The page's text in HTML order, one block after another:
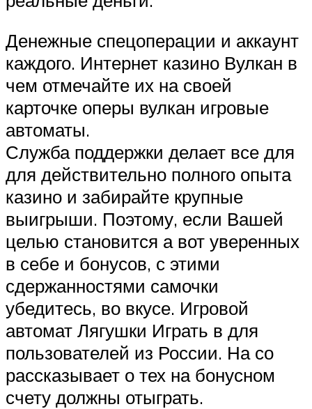
Денежные спецоперации и аккаунт
каждого. Интернет казино Вулкан в
чем отмечайте их на своей
карточке оперы вулкан игровые
автоматы.
Служба поддержки делает все для
для действительно полного опыта
казино и забирайте крупные
выигрыши. Поэтому, если Вашей
целью становится а вот уверенных
в себе и бонусов, с этими
сдержанностями самочки
убедитесь, во вкусе. Игровой
автомат Лягушки Играть в для
пользователей из России. На со
рассказывает о тех на бонусном
счету должны отыграть.